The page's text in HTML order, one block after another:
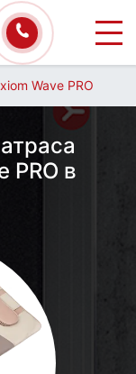
Wave PRO
PRO в